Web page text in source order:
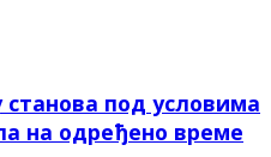
станова под условима
на одређено време